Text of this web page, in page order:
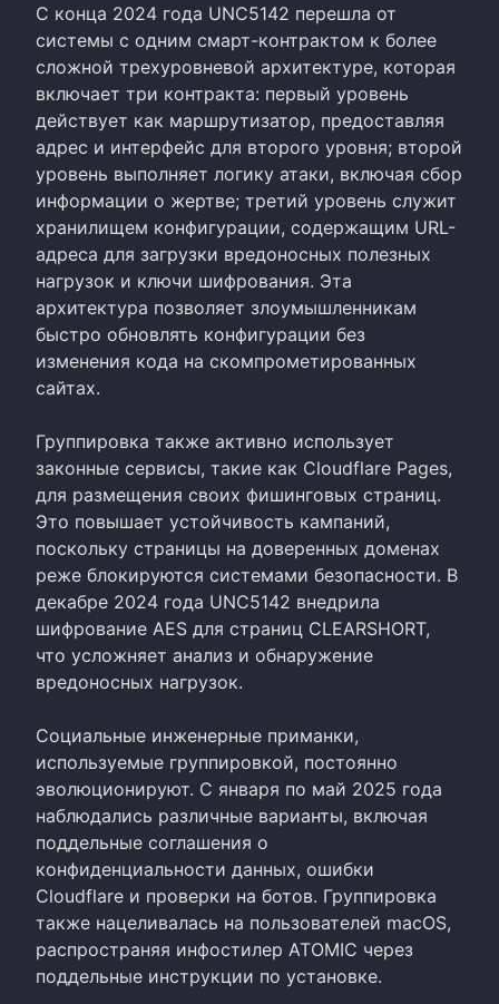
С конца 2024 года UNC5142 перешла от
системы с одним смарт-контрактом к более
сложной трехуровневой архитектуре, которая
включает три контракта: первый уровень
действует как маршрутизатор, предоставляя
адрес и интерфейс для второго уровня; второй
уровень выполняет логику атаки, включая сбор
информации о жертве; третий уровень служит
хранилищем конфигурации, содержащим URL-
адреса для загрузки вредоносных полезных
нагрузок и ключи шифрования. Эта
архитектура позволяет злоумышленникам
быстро обновлять конфигурации без
изменения кода на скомпрометированных
сайтах.
Группировка также активно использует
законные сервисы, такие как Cloudflare Pages,
для размещения своих фишинговых страниц.
Это повышает устойчивость кампаний,
поскольку страницы на доверенных доменах
реже блокируются системами безопасности. В
декабре 2024 года UNC5142 внедрила
шифрование AES для страниц CLEARSHORT,
что усложняет анализ и обнаружение
вредоносных нагрузок.
Социальные инженерные приманки,
используемые группировкой, постоянно
эволюционируют. С января по май 2025 года
наблюдались различные варианты, включая
поддельные соглашения о
конфиденциальности данных, ошибки
Cloudflare и проверки на ботов. Группировка
также нацеливалась на пользователей macOS,
распространяя инфостилер ATOMIC через
поддельные инструкции по установке.